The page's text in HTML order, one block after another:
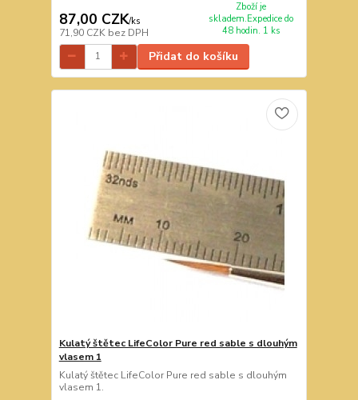
87,00 CZK/ks
71,90 CZK bez DPH
Zboží je
skladem.Expedice do
48 hodin. 1 ks
Přidat do košíku
Kulatý štětec LifeColor Pure red sable s dlouhým
vlasem 1
Kulatý štětec LifeColor Pure red sable s dlouhým
vlasem 1.